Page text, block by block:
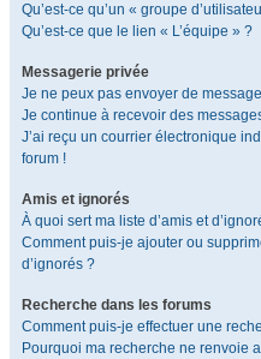
Qu’est-ce qu’un « groupe
Qu’est-ce que le lien « L’équipe » ?
Messagerie privée
Je ne peux pas envoyer de
Je continue à recevoir des
J’ai reçu un courrier électronique
forum !
Amis et ignorés
À quoi sert ma liste d’amis et
Comment puis-je ajouter ou
d’ignorés ?
Recherche dans les forums
Comment puis-je effectuer une
Pourquoi ma recherche ne renvoie